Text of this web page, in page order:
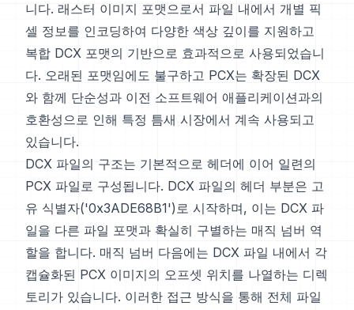
니다. 래스터 이미지 포맷으로서 파일 내에서 개별 픽
셀 정보를 인코딩하여 다양한 색상 깊이를 지원하고
복합 DCX 포맷의 기반으로 효과적으로 사용되었습니
다. 오래된 포맷임에도 불구하고 PCX는 확장된 DCX
와 함께 단순성과 이전 소프트웨어 애플리케이션과의
호환성으로 인해 특정 틈새 시장에서 계속 사용되고
있습니다.
DCX 파일의 구조는 기본적으로 헤더에 이어 일련의
PCX 파일로 구성됩니다. DCX 파일의 헤더 부분은 고
유 식별자('0x3ADE68B1')로 시작하며, 이는 DCX 파
일을 다른 파일 포맷과 확실히 구별하는 매직 넘버 역
할을 합니다. 매직 넘버 다음에는 DCX 파일 내에서 각
캡슐화된 PCX 이미지의 오프셋 위치를 나열하는 디렉
토리가 있습니다. 이러한 접근 방식을 통해 전체 파일